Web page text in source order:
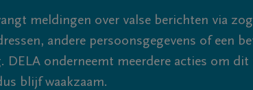
meldingen over valse berichten via
andere persoonsgegevens of een
onderneemt meerdere acties om dit
blijf waakzaam.